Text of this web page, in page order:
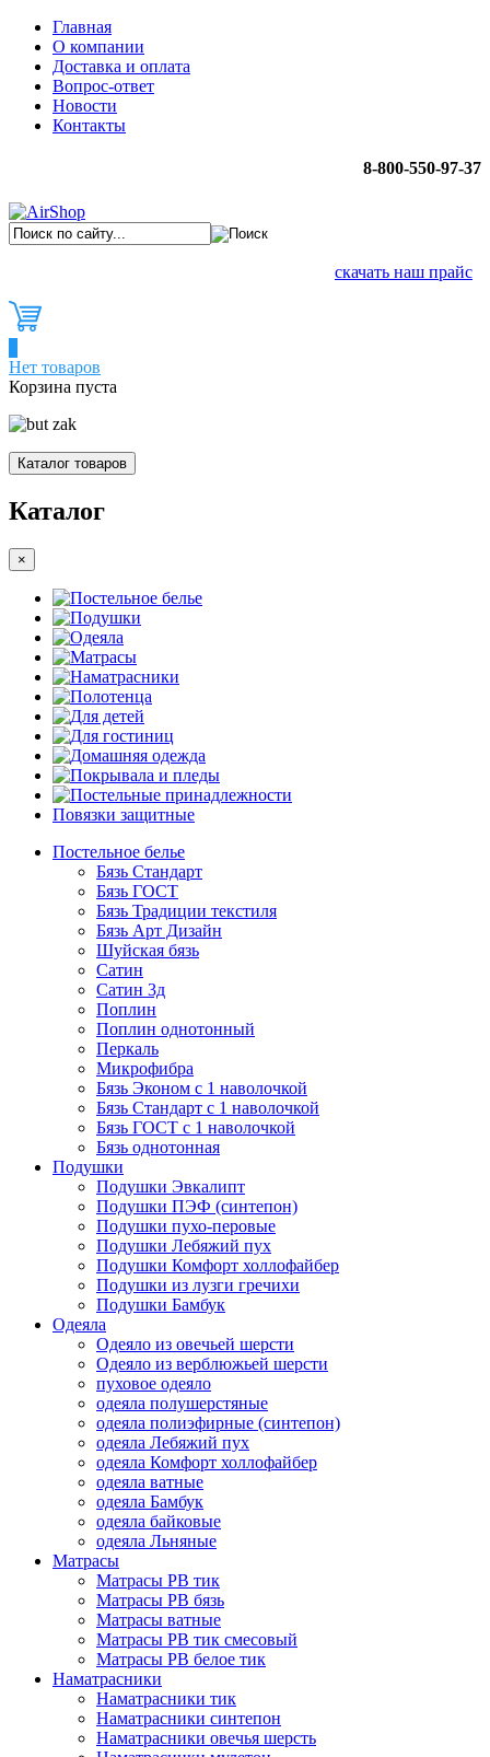
Главная
О компании
Доставка и оплата
Вопрос-ответ
Новости
Контакты
8-800-550-97-37
скачать наш прайс
Нет товаров
Корзина пуста
Каталог товаров
Каталог
×
Постельное белье
Подушки
Одеяла
Матрасы
Наматрасники
Полотенца
Для детей
Для гостиниц
Домашняя одежда
Покрывала и пледы
Постельные принадлежности
Повязки защитные
Постельное белье
Бязь Стандарт
Бязь ГОСТ
Бязь Традиции текстиля
Бязь Арт Дизайн
Шуйская бязь
Сатин
Сатин 3д
Поплин
Поплин однотонный
Перкаль
Микрофибра
Бязь Эконом с 1 наволочкой
Бязь Стандарт с 1 наволочкой
Бязь ГОСТ с 1 наволочкой
Бязь однотонная
Подушки
Подушки Эвкалипт
Подушки ПЭФ (синтепон)
Подушки пухо-перовые
Подушки Лебяжий пух
Подушки Комфорт холлофайбер
Подушки из лузги гречихи
Подушки Бамбук
Одеяла
Одеяло из овечьей шерсти
Одеяло из верблюжьей шерсти
пуховое одеяло
одеяла полушерстяные
одеяла полиэфирные (синтепон)
одеяла Лебяжий пух
одеяла Комфорт холлофайбер
одеяла ватные
одеяла Бамбук
одеяла байковые
одеяла Льняные
Матрасы
Матрасы РВ тик
Матрасы РВ бязь
Матрасы ватные
Матрасы РВ тик смесовый
Матрасы РВ белое тик
Наматрасники
Наматрасники тик
Наматрасники синтепон
Наматрасники овечья шерсть